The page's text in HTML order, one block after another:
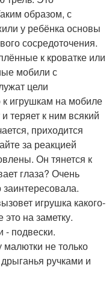
образом, с
у ребёнка основы
сосредоточения.
к кроватке или
мобили с
цели
к игрушкам на мобиле
теряет к ним всякий
приходится
за реакцией
Он тянется к
глаза? Очень
игрушка какого-
на заметку.
- подвески.
не только
ручками и